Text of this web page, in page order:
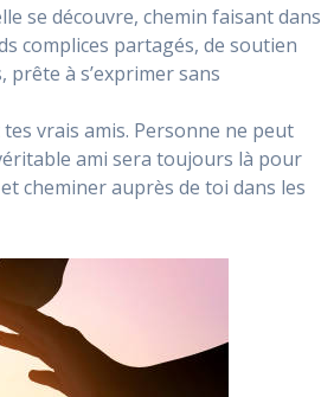
se découvre, chemin faisant dans
complices partagés, de soutien
à s’exprimer sans
vrais amis. Personne ne peut
ami sera toujours là pour
cheminer auprès de toi dans les